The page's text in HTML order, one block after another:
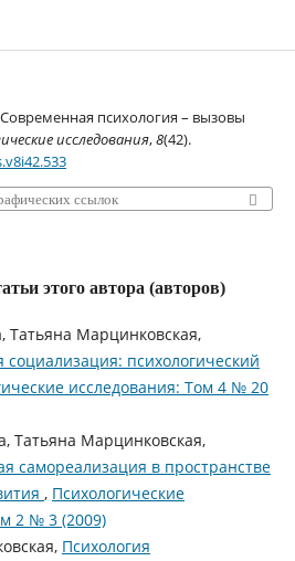
психология – вызовы
исследования,8(42).
ссылок
этого автора (авторов)
Татьяна Марцинковская,
психологический
исследования: Том 4 № 20
Татьяна Марцинковская,
самореализация в пространстве
, Психологические
2 № 3 (2009)
Психология